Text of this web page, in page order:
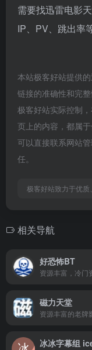
需要找迅雷电影
IP、PV、跳出率
本站极客好站提供
链接的准确性和完
极客好站实际控制
页上的内容，都属
可以直接联系网站
任。
极客好站致力于优质
相关导航
好恐怖BT
磁力天堂